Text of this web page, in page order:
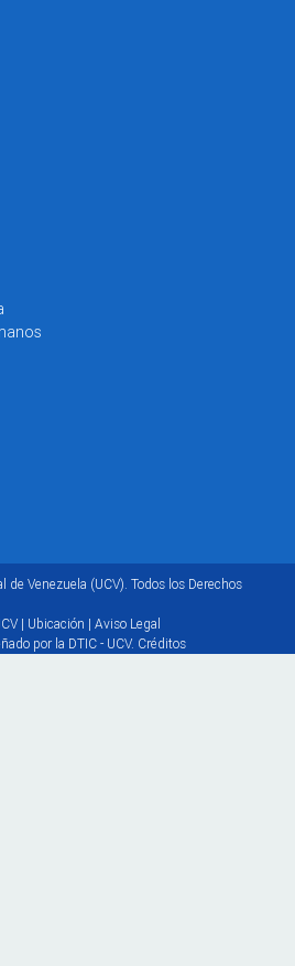
Venezuela (UCV). Todos los Derechos
| Ubicación | Aviso Legal
por la DTIC - UCV. Créditos